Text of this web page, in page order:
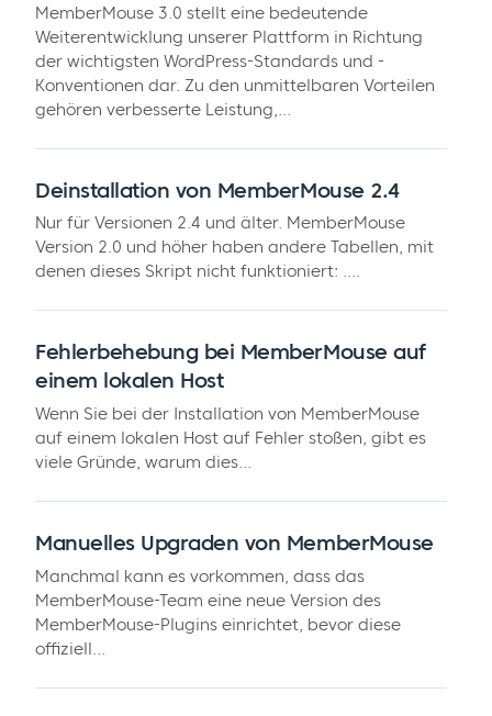
MemberMouse 3.0 stellt eine bedeutende
Weiterentwicklung unserer Plattform in Richtung
der wichtigsten WordPress-Standards und -
Konventionen dar. Zu den unmittelbaren Vorteilen
gehören verbesserte Leistung,...
Deinstallation von MemberMouse 2.4
Nur für Versionen 2.4 und älter. MemberMouse
Version 2.0 und höher haben andere Tabellen, mit
denen dieses Skript nicht funktioniert: ....
Fehlerbehebung bei MemberMouse auf
einem lokalen Host
Wenn Sie bei der Installation von MemberMouse
auf einem lokalen Host auf Fehler stoßen, gibt es
viele Gründe, warum dies...
Manuelles Upgraden von MemberMouse
Manchmal kann es vorkommen, dass das
MemberMouse-Team eine neue Version des
MemberMouse-Plugins einrichtet, bevor diese
offiziell...